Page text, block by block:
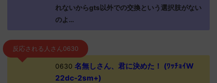
れないからgts以外での交換という選択肢がない
のよ…
反応される人さん0630
0630 名無しさん、君に決めた！ (ﾜｯﾁｮｲW
22dc-2sm+)